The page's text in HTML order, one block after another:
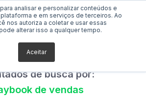
analisar e personalizar conteúdos e
e em serviços de terceiros. Ao
nos autoriza a coletar e usar essas
alterar isso a qualquer tempo.
Aceitar
encontrados 0
de busca por:
de vendas